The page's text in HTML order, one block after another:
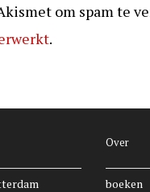
om spam te
.
Over
boeken